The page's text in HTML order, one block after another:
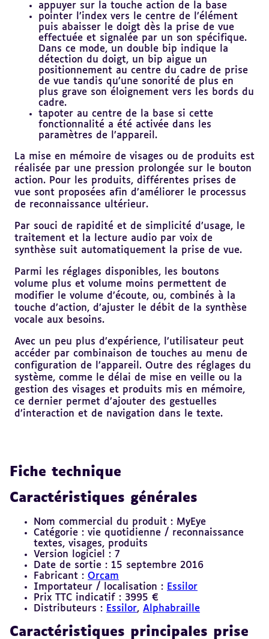
appuyer sur la touche action de la base
pointer l’index vers le centre de l’élément
puis abaisser le doigt dès la prise de vue
effectuée et signalée par un son spécifique.
Dans ce mode, un double bip indique la
détection du doigt, un bip aigue un
positionnement au centre du cadre de prise
de vue tandis qu’une sonorité de plus en
plus grave son éloignement vers les bords du
cadre.
tapoter au centre de la base si cette
fonctionnalité a été activée dans les
paramètres de l’appareil.
La mise en mémoire de visages ou de produits est
réalisée par une pression prolongée sur le bouton
action. Pour les produits, différentes prises de
vue sont proposées afin d’améliorer le processus
de reconnaissance ultérieur.
Par souci de rapidité et de simplicité d’usage, le
traitement et la lecture audio par voix de
synthèse suit automatiquement la prise de vue.
Parmi les réglages disponibles, les boutons
volume plus et volume moins permettent de
modifier le volume d’écoute, ou, combinés à la
touche d’action, d’ajuster le débit de la synthèse
vocale aux besoins.
Avec un peu plus d’expérience, l’utilisateur peut
accéder par combinaison de touches au menu de
configuration de l’appareil. Outre des réglages du
système, comme le délai de mise en veille ou la
gestion des visages et produits mis en mémoire,
ce dernier permet d’ajouter des gestuelles
d’interaction et de navigation dans le texte.
Fiche technique
Caractéristiques générales
Nom commercial du produit : MyEye
Catégorie : vie quotidienne / reconnaissance
textes, visages, produits
Version logiciel : 7
Date de sortie : 15 septembre 2016
Fabricant : Orcam
Importateur / localisation : Essilor
Prix TTC indicatif : 3995 €
Distributeurs : Essilor, Alphabraille
Caractéristiques principales prise